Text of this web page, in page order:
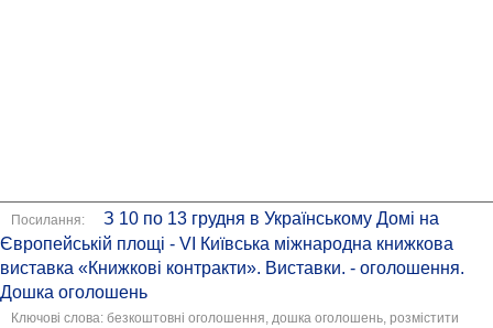
Посилання:
З 10 по 13 грудня в Українському Домі на
Європейській площі - VI Київська міжнародна книжкова
виставка «Книжкові контракти». Виставки. - оголошення.
Дошка оголошень
Ключові слова: безкоштовні оголошення, дошка оголошень, розмістити